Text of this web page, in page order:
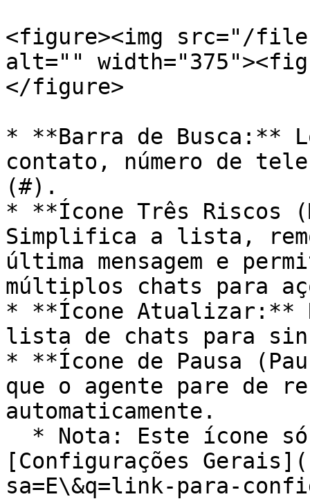
<figure><img src="/
alt=""
</figure>
* **Barra de Busca:**
contato, número de
(#).
* **Ícone Três Riscos
Simplifica a lista,
última mensagem e
múltiplos chats para
* **Ícone Atualizar:**
lista de chats para
* **Ícone de Pausa
que o agente pare de
automaticamente.
[Configurações
sa=E\&q=link-para-